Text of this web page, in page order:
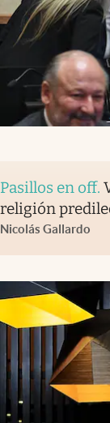
Pasillos en off.
religión
Nicolás Gallardo